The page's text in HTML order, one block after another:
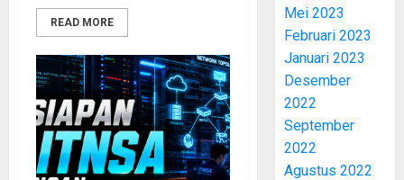
READ MORE
Mei 2023
Februari 2023
Januari 2023
Desember
2022
September
2022
Agustus 2022